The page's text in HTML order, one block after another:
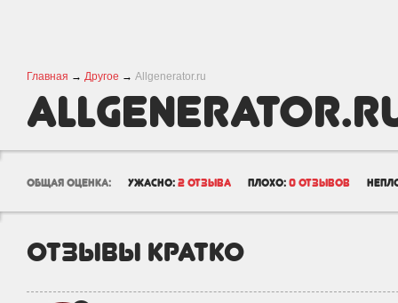
Главная → Другое → Allgenerator.ru
общая оценка: ужасно: 2 отзыва плохо: 0 отзывов
отзывы кратко